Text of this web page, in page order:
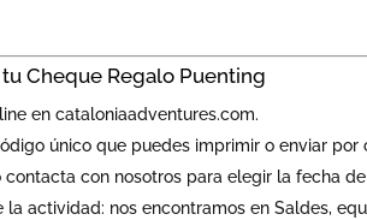
Cheque Regalo Puenting
en cataloniaadventures.com.
único que puedes imprimir o enviar por
contacta con nosotros para elegir la fecha
la actividad: nos encontramos en Saldes,